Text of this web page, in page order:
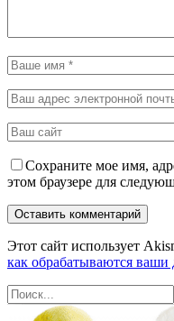
Сохраните мое имя,
этом браузере для
Этот сайт использует
как обрабатываются